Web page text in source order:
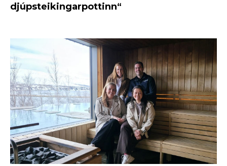
djúpsteikingarpottinn“